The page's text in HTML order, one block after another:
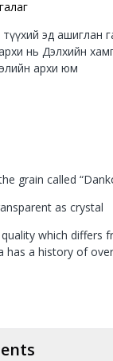
эд ашиглан
нь Дэлхийн
архи юм
grain called
as crystal
which
has a history of